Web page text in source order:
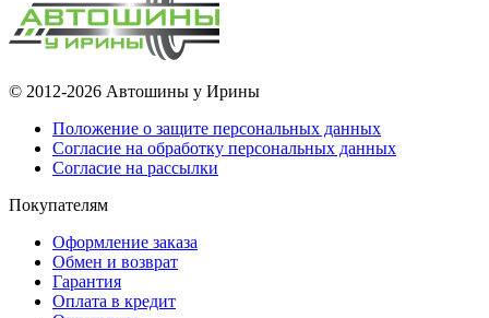
© 2012-2026 Автошины у Ирины
Положение о защите персональных данных
Согласие на обработку персональных данных
Согласие на рассылки
Покупателям
Оформление заказа
Обмен и возврат
Гарантия
Оплата в кредит